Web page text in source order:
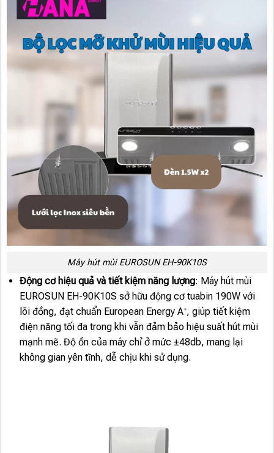
Máy hút mùi EUROSUN EH-90K10S
Động cơ hiệu quả và tiết kiệm năng lượng: Máy hút mùi
EUROSUN EH-90K10S sở hữu động cơ tuabin 190W với
lõi đồng, đạt chuẩn European Energy A⁺, giúp tiết kiệm
điện năng tối đa trong khi vẫn đảm bảo hiệu suất hút mùi
mạnh mẽ. Độ ồn của máy chỉ ở mức ±48db, mang lại
không gian yên tĩnh, dễ chịu khi sử dụng.